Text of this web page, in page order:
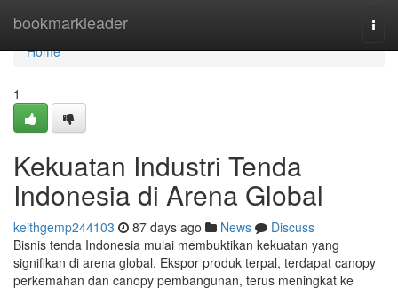
bookmarkleader
Home
Home
1
Kekuatan Industri Tenda
Indonesia di Arena Global
keithgemp244103 87 days ago News
Discuss
Bisnis tenda Indonesia mulai membuktikan kekuatan yang
signifikan di arena global. Ekspor produk terpal, terdapat canopy
perkemahan dan canopy pembangunan, terus meningkat ke